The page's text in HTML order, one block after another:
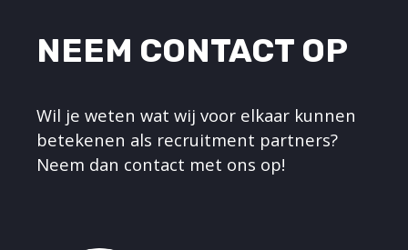
NEEM CONTACT OP
Wil je weten wat wij voor elkaar kunnen
betekenen als recruitment partners?
Neem dan contact met ons op!